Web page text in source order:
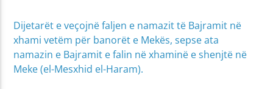
Dijetarët e veçojnë faljen e namazit të Bajramit në
xhami vetëm për banorët e Mekës, sepse ata
namazin e Bajramit e falin në xhaminë e shenjtë në
Meke (el-Mesxhid el-Haram).